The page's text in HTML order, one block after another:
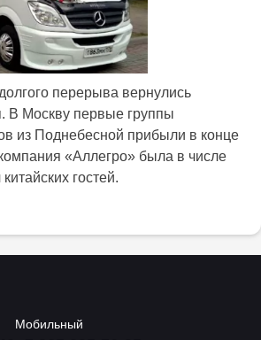
перерыва вернулись
В Москву первые группы
из Поднебесной прибыли в конце
«Аллегро» была в числе
гостей.
Мобильный